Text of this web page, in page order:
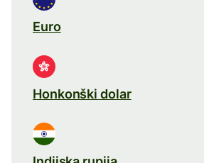
Euro
Honkonški dolar